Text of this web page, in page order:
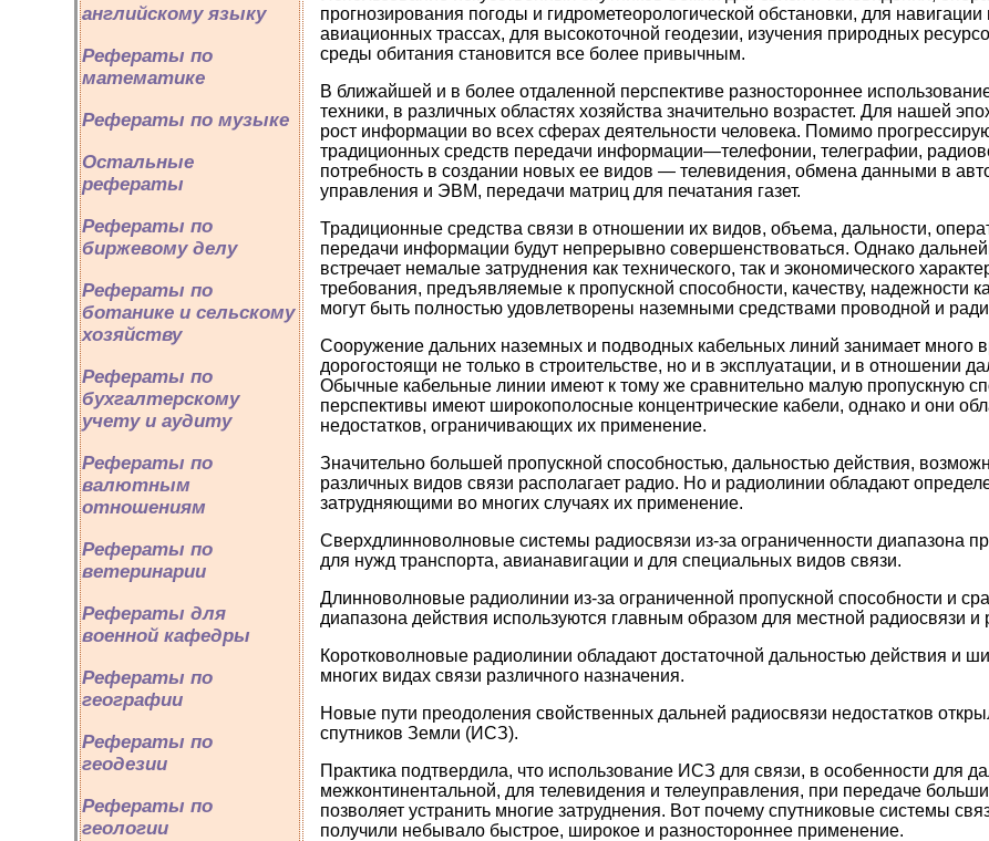
английскому языку
Рефераты по
математике
Рефераты по музыке
Остальные
рефераты
Рефераты по
биржевому делу
Рефераты по
ботанике и сельскому
хозяйству
Рефераты по
бухгалтерскому
учету и аудиту
Рефераты по
валютным
отношениям
Рефераты по
ветеринарии
Рефераты для
военной кафедры
Рефераты по
географии
Рефераты по
геодезии
Рефераты по
геологии
прогнозирования погоды и гидрометеорологической обстановки, для навигации
авиационных трассах, для высокоточной геодезии, изучения природных
среды обитания становится все более привычным.
В ближайшей и в более отдаленной перспективе разностороннее
техники, в различных областях хозяйства значительно возрастет. Для нашей
рост информации во всех сферах деятельности человека. Помимо
традиционных средств передачи информации—телефонии, телеграфии,
потребность в создании новых ее видов — телевидения, обмена данными в
управления и ЭВМ, передачи матриц для печатания газет.
Традиционные средства связи в отношении их видов, объема, дальности,
передачи информации будут непрерывно совершенствоваться. Однако
встречает немалые затруднения как технического, так и экономического
требования, предъявляемые к пропускной способности, качеству, надежности
могут быть полностью удовлетворены наземными средствами проводной и
Сооружение дальних наземных и подводных кабельных линий занимает много
дорогостоящи не только в строительстве, но и в эксплуатации, и в отношении
Обычные кабельные линии имеют к тому же сравнительно малую пропускную
перспективы имеют широкополосные концентрические кабели, однако и они
недостатков, ограничивающих их применение.
Значительно большей пропускной способностью, дальностью действия,
различных видов связи располагает радио. Но и радиолинии обладают
затрудняющими во многих случаях их применение.
Сверхдлинноволновые системы радиосвязи из-за ограниченности диапазона
для нужд транспорта, авианавигации и для специальных видов связи.
Длинноволновые радиолинии из-за ограниченной пропускной способности и
диапазона действия используются главным образом для местной радиосвязи
Коротковолновые радиолинии обладают достаточной дальностью действия и
многих видах связи различного назначения.
Новые пути преодоления свойственных дальней радиосвязи недостатков
спутников Земли (ИСЗ).
Практика подтвердила, что использование ИСЗ для связи, в особенности для
межконтинентальной, для телевидения и телеуправления, при передаче
позволяет устранить многие затруднения. Вот почему спутниковые системы
получили небывало быстрое, широкое и разностороннее применение.